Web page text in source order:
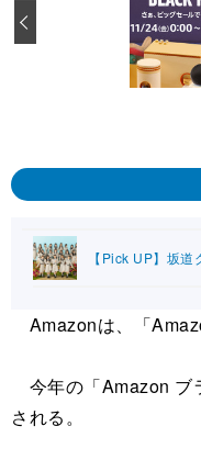
【Pick UP】坂
Amazonは、「
今年の「Amazon ブ
される。